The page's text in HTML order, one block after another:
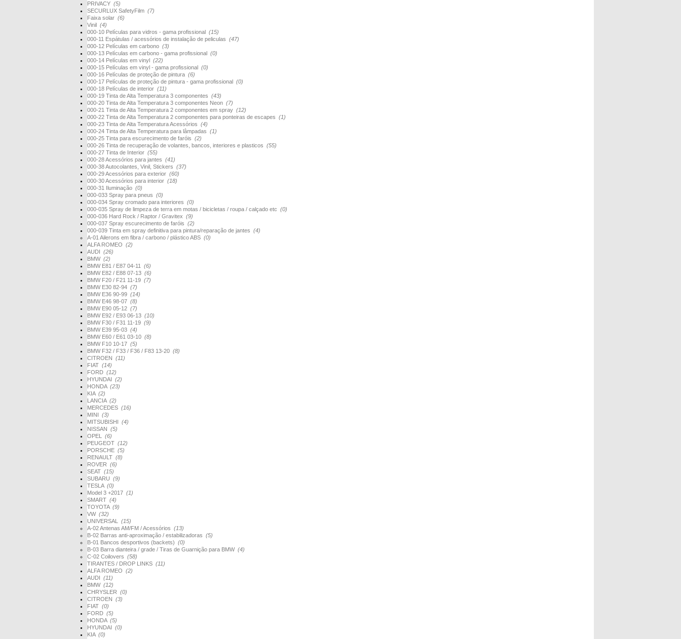
PRIVACY (5)
SECURLUX SafetyFilm (7)
Faixa solar (6)
Vinil (4)
000-10 Películas para vidros - gama profissional (15)
000-11 Espátulas / acessórios de instalação de peliculas (47)
000-12 Películas em carbono (3)
000-13 Películas em carbono - gama profissional (0)
000-14 Películas em vinyl (22)
000-15 Películas em vinyl - gama profissional (0)
000-16 Películas de proteção de pintura (6)
000-17 Películas de proteção de pintura - gama profissional (0)
000-18 Películas de interior (11)
000-19 Tinta de Alta Temperatura 3 componentes (43)
000-20 Tinta de Alta Temperatura 3 componentes Neon (7)
000-21 Tinta de Alta Temperatura 2 componentes em spray (12)
000-22 Tinta de Alta Temperatura 2 componentes para ponteiras de escapes (1)
000-23 Tinta de Alta Temperatura Acessórios (4)
000-24 Tinta de Alta Temperatura para lâmpadas (1)
000-25 Tinta para escurecimento de faróis (2)
000-26 Tinta de recuperação de volantes, bancos, interiores e plasticos (55)
000-27 Tinta de Interior (55)
000-28 Acessórios para jantes (41)
000-38 Autocolantes, Vinil, Stickers (37)
000-29 Acessórios para exterior (60)
000-30 Acessórios para interior (18)
000-31 Iluminação (0)
000-033 Spray para pneus (0)
000-034 Spray cromado para interiores (0)
000-035 Spray de limpeza de terra em motas / bicicletas / roupa / calçado etc (0)
000-036 Hard Rock / Raptor / Gravitex (9)
000-037 Spray escurecimento de faróis (2)
000-039 Tinta em spray definitiva para pintura/reparação de jantes (4)
A-01 Ailerons em fibra / carbono / plástico ABS (0)
ALFA ROMEO (2)
AUDI (26)
BMW (2)
BMW E81 / E87 04-11 (6)
BMW E82 / E88 07-13 (6)
BMW F20 / F21 11-19 (7)
BMW E30 82-94 (7)
BMW E36 90-99 (14)
BMW E46 98-07 (8)
BMW E90 05-12 (7)
BMW E92 / E93 06-13 (10)
BMW F30 / F31 11-19 (9)
BMW E39 95-03 (4)
BMW E60 / E61 03-10 (8)
BMW F10 10-17 (5)
BMW F32 / F33 / F36 / F83 13-20 (8)
CITROEN (11)
FIAT (14)
FORD (12)
HYUNDAI (2)
HONDA (23)
KIA (2)
LANCIA (2)
MERCEDES (16)
MINI (3)
MITSUBISHI (4)
NISSAN (5)
OPEL (6)
PEUGEOT (12)
PORSCHE (5)
RENAULT (8)
ROVER (6)
SEAT (15)
SUBARU (9)
TESLA (0)
Model 3 +2017 (1)
SMART (4)
TOYOTA (9)
VW (32)
UNIVERSAL (15)
A-02 Antenas AM/FM / Acessórios (13)
B-02 Barras anti-aproximação / estabilizadoras (5)
B-01 Bancos desportivos (backets) (0)
B-03 Barra dianteira / grade / Tiras de Guarnição para BMW (4)
C-02 Coilovers (58)
TIRANTES / DROP LINKS (11)
ALFA ROMEO (2)
AUDI (11)
BMW (12)
CHRYSLER (0)
CITROEN (3)
FIAT (0)
FORD (5)
HONDA (5)
HYUNDAI (0)
KIA (0)